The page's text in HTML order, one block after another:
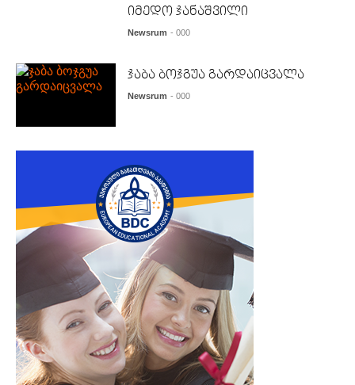
იმედო ჯანაშვილი
Newsrum - 000
ჯაბა ბოჯგუა გარდაიცვალა
Newsrum - 000